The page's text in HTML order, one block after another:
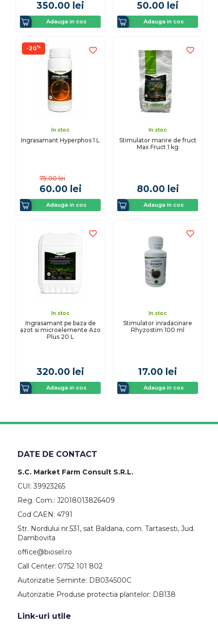
350.00 lei
Adauga in cos
50.00 lei
Adauga in cos
-20%
In stoc
Ingrasamant Hyperphos 1 L
75.00 lei
60.00 lei
Adauga in cos
In stoc
Stimulator marire de fruct
Max Fruct 1 kg
80.00 lei
Adauga in cos
In stoc
Ingrasamant pe baza de
azot si microelemente Azo
Plus 20 L
320.00 lei
Adauga in cos
In stoc
Stimulator inradacinare
Rhyzostim 100 ml
17.00 lei
Adauga in cos
DATE DE CONTACT
S.C. Market Farm Consult S.R.L.
CUI: 39923265
Reg. Com.: J2018013826409
Cod CAEN: 4791
Str. Nordului nr.531, sat Baldana, com. Tartasesti, Jud.
Dambovita
office@biosel.ro
Call Center: 0752 101 802
Autorizatie Seminte: DB034500C
Autorizatie Produse protectia plantelor: DB138
Link-uri utile